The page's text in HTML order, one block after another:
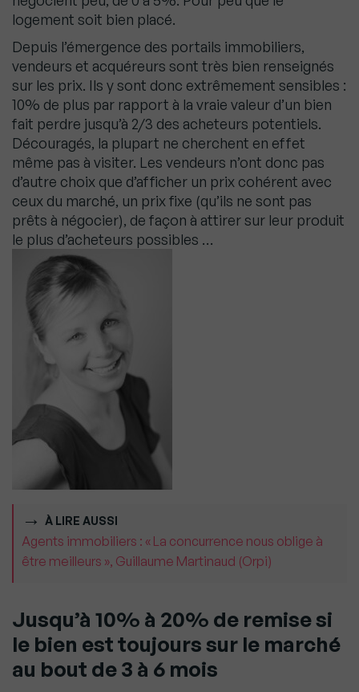
logement soit bien placé.
Depuis l’émergence des portails immobiliers,
vendeurs et acquéreurs sont très bien renseignés
sur les prix. Ils y sont donc extrêmement sensibles :
10% de plus par rapport à la vraie valeur d’un bien
fait perdre jusqu’à 2/3 des acheteurs potentiels.
Découragés, la plupart ne cherchent en effet
même pas à visiter. Les vendeurs n’ont donc pas
d’autre choix que d’afficher un prix cohérent avec
ceux du marché, un prix fixe (qu’ils ne sont pas
prêts à négocier), de façon à attirer sur leur produit
le plus d’acheteurs possibles …
À LIRE AUSSI
Agents immobiliers : « La concurrence nous oblige à
être meilleurs », Guillaume Martinaud (Orpi)
Jusqu’à 10% à 20% de remise si
le bien est toujours sur le marché
au bout de 3 à 6 mois